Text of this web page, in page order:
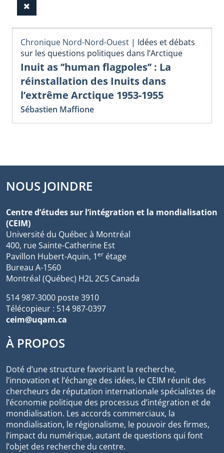
Chronique Nord-Nord-Ouest | Idées et débats
sur les questions politiques dans l’Arctique
Inuit as ’’human flagpoles’’ : La
réinstallation des Inuits dans
l’extrême Arctique 1953-1955
Sébastien Maffione
NOUS JOINDRE
Centre d’études sur l’intégration et la mondialisation
(CEIM)
Université du Québec à Montréal
400, rue Sainte-Catherine Est
Pavillon Hubert-Aquin, 1er étage
Bureau A-1560
Montréal (Québec) H2L 2C5 Canada
514 987-3000 poste 3910
Télécopieur : 514 987-0397
ceim@uqam.ca
À PROPOS
Doté d’une structure favorisant la recherche,
l’innovation et l’échange des idées, le CEIM réunit des
chercheurs de réputation internationale spécialistes de
l’économie politique des processus d’intégration et de
mondialisation. Les accords commerciaux, la
mondialisation, le régionalisme, le pouvoir des firmes,
l’impact du numérique, autant de questions qui font
l’objet des recherche du centre.